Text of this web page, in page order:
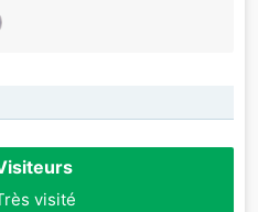
visité